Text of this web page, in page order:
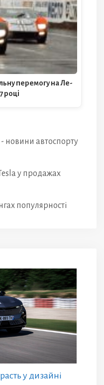
перемогу на Ле-
році
новини автоспорту
у продажах
популярності
у дизайні